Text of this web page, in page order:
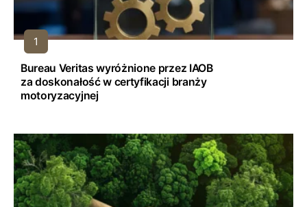
Bureau Veritas wyróżnione przez IAOB
za doskonałość w certyfikacji branży
motoryzacyjnej